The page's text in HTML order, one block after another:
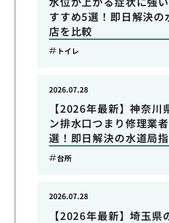
すすめ5選！即日解決の
店を比較
トイレ
【2026年最新】神奈川
ン排水口つまり修理業
選！即日解決の水道局
2026.07.28
台所
【2026年最新】埼玉県
2026.07.28